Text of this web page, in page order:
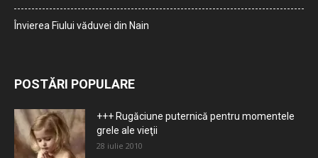
Învierea Fiului văduvei din Nain
POSTĂRI POPULARE
+++ Rugăciune puternică pentru momentele
grele ale vieţii
28 iulie 2010